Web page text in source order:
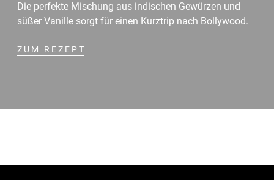
Die perfekte Mischung aus indischen Gewürzen und
süßer Vanille sorgt für einen Kurztrip nach Bollywood.
ZUM REZEPT